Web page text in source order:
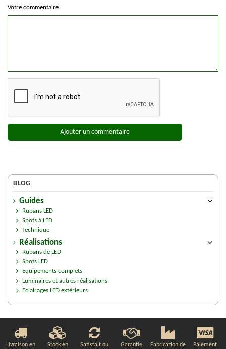
Votre commentaire
Ajouter un commentaire
BLOG
Guides
Rubans LED
Spots à LED
Technique
Réalisations
Rubans de LED
Spots LED
Equipements complets
Luminaires et autres réalisations
Eclairages LED extérieurs
Livraison en
Stock en
Satisfait ou
Garantie
Fabrication de
Paiement